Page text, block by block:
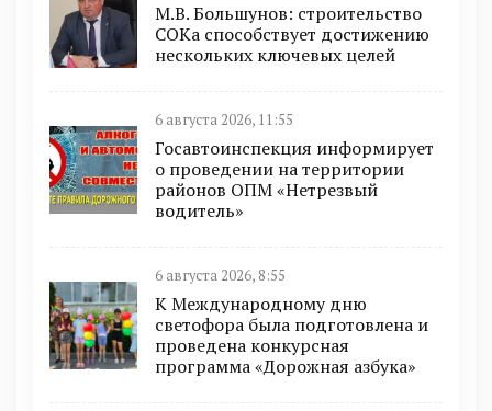
М.В. Большунов: строительство
СОКа способствует достижению
нескольких ключевых целей
6 августа 2026, 11:55
Госавтоинспекция информирует
о проведении на территории
районов ОПМ «Нетрезвый
водитель»
6 августа 2026, 8:55
К Международному дню
светофора была подготовлена и
проведена конкурсная
программа «Дорожная азбука»